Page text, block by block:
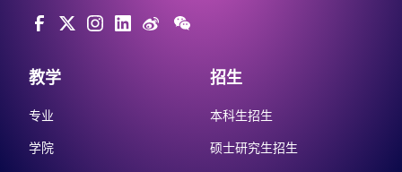
教学
专业
学院
招生
本科生招生
硕士研究生招生